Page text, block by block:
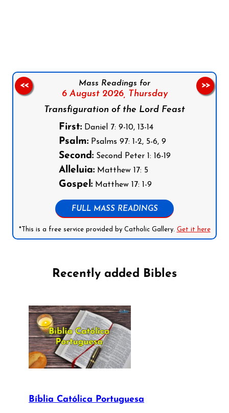
Mass Readings for
6 August 2026, Thursday
Transfiguration of the Lord Feast
First:Daniel 7: 9-10, 13-14
Psalm:Psalms 97: 1-2, 5-6, 9
Second:Second Peter 1: 16-19
Alleluia:Matthew 17: 5
Gospel:Matthew 17: 1-9
FULL MASS READINGS
*This is a free service provided by Catholic Gallery. Get it here
<< >>
Recently added Bibles
Bíblia Católica Portuguesa